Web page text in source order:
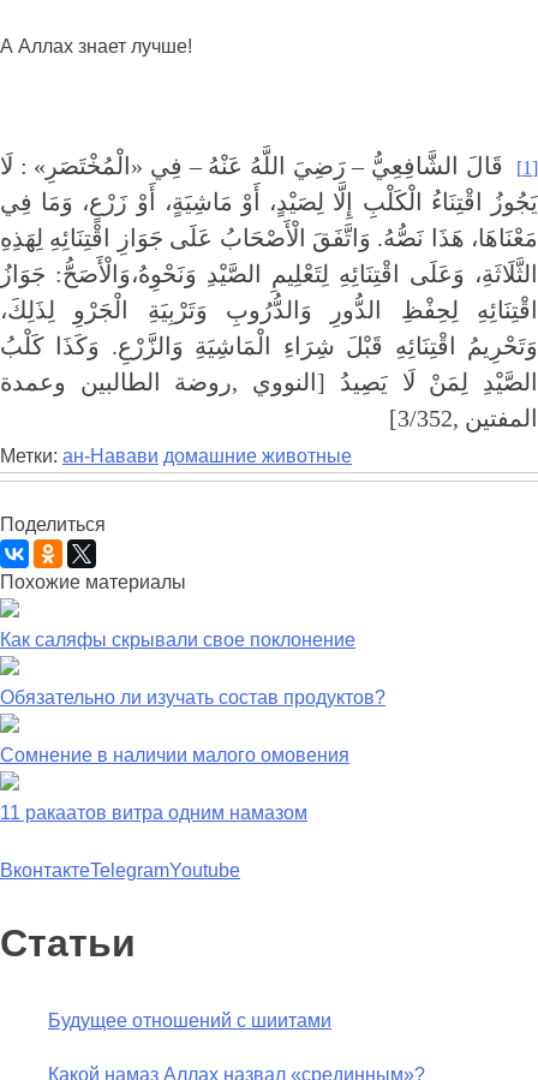
А Аллах знает лучше!
[1]
قَالَ الشَّافِعِيُّ – رَضِيَ اللَّهُ عَنْهُ – فِي «الْمُخْتَصَرِ» : لَا
يَجُوزُ اقْتِنَاءُ الْكَلْبِ إِلَّا لِصَيْدٍ، أَوْ مَاشِيَةٍ، أَوْ زَرْعٍ، وَمَا فِي
مَعْنَاهَا، هَذَا نَصُّهُ. وَاتَّفَقَ الْأَصْحَابُ عَلَى جَوَازِ اقْتِنَائِهِ لِهَذِهِ
الثَّلَاثَةِ، وَعَلَى اقْتِنَائِهِ لِتَعْلِيمِ الصَّيْدِ وَنَحْوِهُ،وَالْأَصَحُّ: جَوَازُ
اقْتِنَائِهِ لِحِفْظِ الدُّورِ وَالدُّرُوبِ وَتَرْبِيَةِ الْجَرْوِ لِذَلِكَ،
وَتَحْرِيمُ اقْتِنَائِهِ قَبْلَ شِرَاءِ الْمَاشِيَةِ وَالزَّرْعِ. وَكَذَا كَلْبُ
الصَّيْدِ لِمَنْ لَا يَصِيدُ [النووي ,روضة الطالبين وعمدة
المفتين ,3/352]
Метки: ан-Навави домашние животные
Поделиться
Похожие материалы
Как саляфы скрывали свое поклонение
Обязательно ли изучать состав продуктов?
Сомнение в наличии малого омовения
11 ракаатов витра одним намазом
ВконтактеTelegramYoutube
Статьи
Будущее отношений с шиитами
Какой намаз Аллах назвал «срединным»?